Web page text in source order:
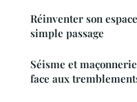
Réinventer son
simple passage
Séisme et
face aux